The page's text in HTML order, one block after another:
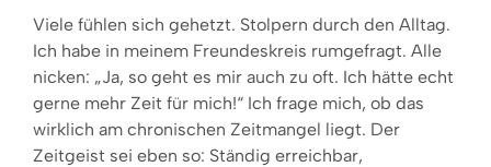
Viele fühlen sich gehetzt. Stolpern durch den Alltag.
Ich habe in meinem Freundeskreis rumgefragt. Alle
nicken: „Ja, so geht es mir auch zu oft. Ich hätte echt
gerne mehr Zeit für mich!“ Ich frage mich, ob das
wirklich am chronischen Zeitmangel liegt. Der
Zeitgeist sei eben so: Ständig erreichbar,